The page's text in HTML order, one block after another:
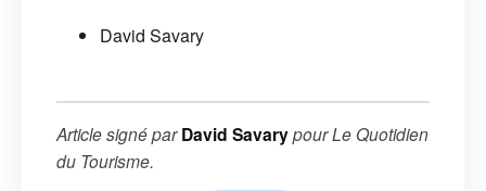
David Savary
Article signé parDavid SavarypourLe Quotidien
du Tourisme.